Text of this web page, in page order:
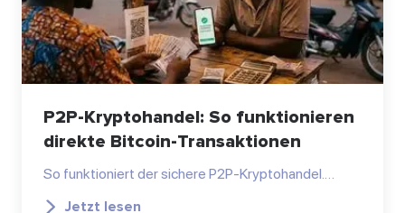
P2P-Kryptohandel: So funktionieren
direkte Bitcoin-Transaktionen
So funktioniert der sichere P2P-Kryptohandel.…
Jetzt lesen